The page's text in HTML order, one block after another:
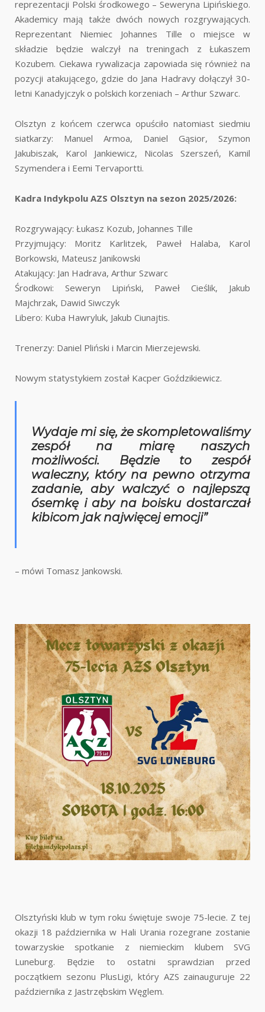
reprezentacji Polski środkowego – Seweryna Lipińskiego.
Akademicy mają także dwóch nowych rozgrywających.
Reprezentant Niemiec Johannes Tille o miejsce w
składzie będzie walczył na treningach z Łukaszem
Kozubem. Ciekawa rywalizacja zapowiada się również na
pozycji atakującego, gdzie do Jana Hadravy dołączył 30-
letni Kanadyjczyk o polskich korzeniach – Arthur Szwarc.
Olsztyn z końcem czerwca opuściło natomiast siedmiu
siatkarzy: Manuel Armoa, Daniel Gąsior, Szymon
Jakubiszak, Karol Jankiewicz, Nicolas Szerszeń, Kamil
Szymendera i Eemi Tervaportti.
Kadra Indykpolu AZS Olsztyn na sezon 2025/2026:
Rozgrywający: Łukasz Kozub, Johannes Tille
Przyjmujący: Moritz Karlitzek, Paweł Halaba, Karol
Borkowski, Mateusz Janikowski
Atakujący: Jan Hadrava, Arthur Szwarc
Środkowi: Seweryn Lipiński, Paweł Cieślik, Jakub
Majchrzak, Dawid Siwczyk
Libero: Kuba Hawryluk, Jakub Ciunajtis.
Trenerzy: Daniel Pliński i Marcin Mierzejewski.
Nowym statystykiem został Kacper Goździkiewicz.
Wydaje mi się, że skompletowaliśmy
zespół na miarę naszych
możliwości. Będzie to zespół
waleczny, który na pewno otrzyma
zadanie, aby walczyć o najlepszą
ósemkę i aby na boisku dostarczał
kibicom jak najwięcej emocji”
– mówi Tomasz Jankowski.
Olsztyński klub w tym roku świętuje swoje 75-lecie. Z tej
okazji 18 października w Hali Urania rozegrane zostanie
towarzyskie spotkanie z niemieckim klubem SVG
Luneburg. Będzie to ostatni sprawdzian przed
początkiem sezonu PlusLigi, który AZS zainauguruje 22
października z Jastrzębskim Węglem.